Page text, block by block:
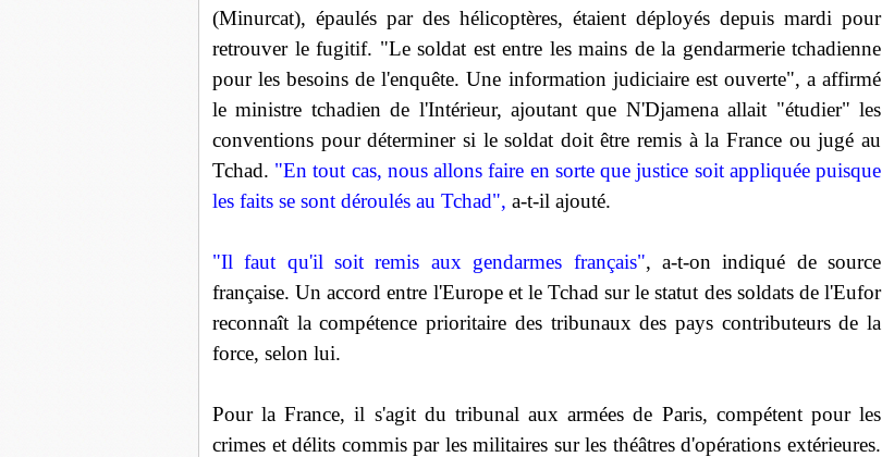
(Minurcat), épaulés par des hélicoptères, étaient déployés depuis mardi pour
retrouver le fugitif. "Le soldat est entre les mains de la gendarmerie tchadienne
pour les besoins de l'enquête. Une information judiciaire est ouverte", a affirmé
le ministre tchadien de l'Intérieur, ajoutant que N'Djamena allait "étudier" les
conventions pour déterminer si le soldat doit être remis à la France ou jugé au
Tchad. "En tout cas, nous allons faire en sorte que justice soit appliquée puisque
les faits se sont déroulés au Tchad", a-t-il ajouté.
"Il faut qu'il soit remis aux gendarmes français", a-t-on indiqué de source
française. Un accord entre l'Europe et le Tchad sur le statut des soldats de l'Eufor
reconnaît la compétence prioritaire des tribunaux des pays contributeurs de la
force, selon lui.
Pour la France, il s'agit du tribunal aux armées de Paris, compétent pour les
crimes et délits commis par les militaires sur les théâtres d'opérations extérieures.